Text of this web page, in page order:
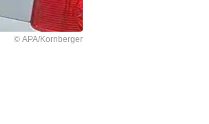
© APA/Kornberger